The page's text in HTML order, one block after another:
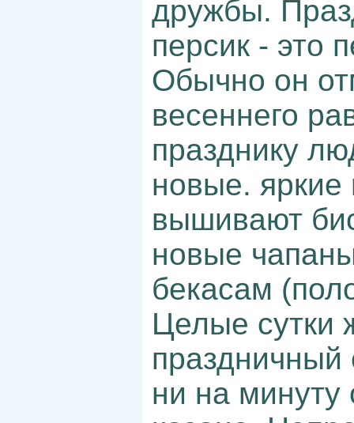
дружбы.
персик - это
Обычно он
весеннего
празднику
новые. яркие
вышивают
новые
бекасам
Целые сутки
праздничный
ни на минуту